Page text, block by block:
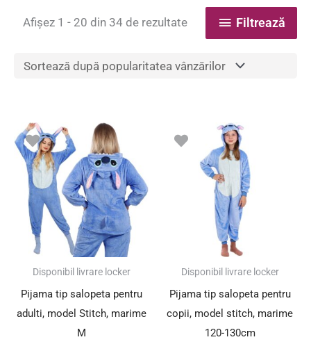
Afișez 1 - 20 din 34 de rezultate Filtrează
Disponibil livrare locker
Pijama tip salopeta pentru
adulti, model Stitch, marime
M
Disponibil livrare locker
Pijama tip salopeta pentru
copii, model stitch, marime
120-130cm